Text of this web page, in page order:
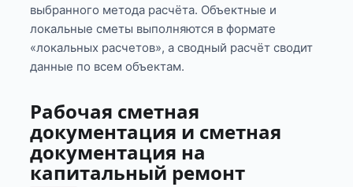
выбранного метода расчёта. Объектные и
локальные сметы выполняются в формате
«локальных расчетов», а сводный расчёт сводит
данные по всем объектам.
Рабочая сметная
документация и сметная
документация на
капитальный ремонт